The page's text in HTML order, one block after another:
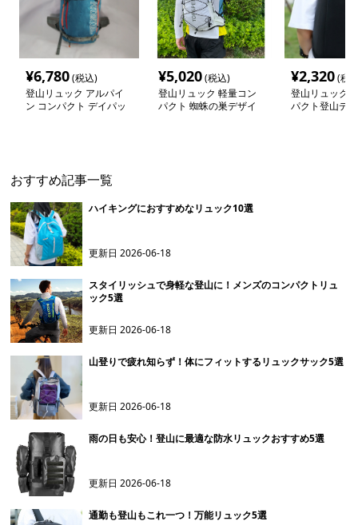
¥6,780(税込)
登山リュック アルパイ
ン コンパクト デイパッ
¥5,020(税込)
登山リュック 軽量コン
パクト 蜘蛛の巣デザイ
¥2,320(税
登山リュック
パクト登山デ
おすすめ記事一覧
ハイキングにおすすめなリュック10選
更新日2026-06-18
スタイリッシュで身軽な登山に！メンズのコンパクトリュ
ック5選
更新日2026-06-18
山登りで疲れ知らず！体にフィットするリュックサック5選
更新日2026-06-18
雨の日も安心！登山に最適な防水リュックおすすめ5選
更新日2026-06-18
通勤も登山もこれ一つ！万能リュック5選